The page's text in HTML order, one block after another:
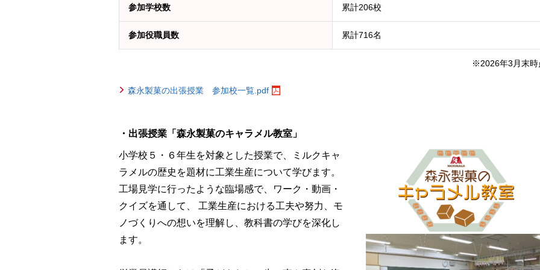
参加学校数 累計206校
参加役職員数 累計716名
※2026年3月末時
森永製菓の出張授業 参加校一覧.pdf
・出張授業「森永製菓のキャラメル教室」
小学校５・６年生を対象とした授業で、ミルクキャ
ラメルの歴史を題材に工業生産について学びます。
工場見学に行ったような臨場感で、ワーク・動画・
クイズを通して、 工業生産における工夫や努力、モ
ノづくりへの想いを理解し、教科書の学びを深化し
ます。